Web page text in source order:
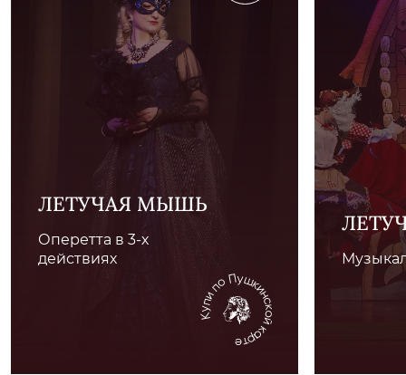
ЛЕТУЧАЯ МЫШЬ
Оперетта в 3-х
действиях